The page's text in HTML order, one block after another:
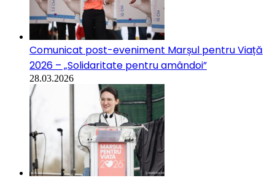
Comunicat post-eveniment Marșul pentru Viață
2026 – „Solidaritate pentru amândoi”
28.03.2026